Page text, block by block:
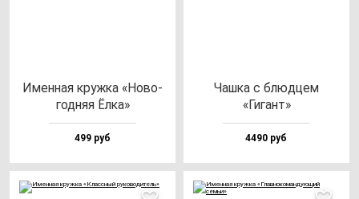
Имен­ная круж­ка «Ново­
год­няя Ёлка»
499 руб
Чаш­ка с блюд­цем
«Гигант»
4490 руб